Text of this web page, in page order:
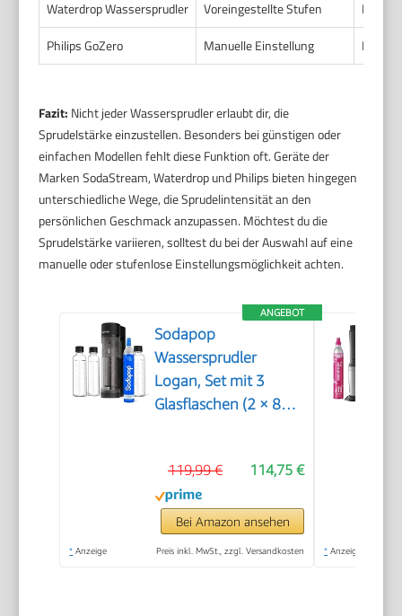
Waterdrop Wassersprudler
Voreingestellte Stufen
Philips GoZero
Manuelle Einstellung Knopf
Fazit: Nicht jeder Wassersprudler erlaubt dir, die
Sprudelstärke einzustellen. Besonders bei günstigen oder
einfachen Modellen fehlt diese Funktion oft. Geräte der
Marken SodaStream, Waterdrop und Philips bieten hingegen
unterschiedliche Wege, die Sprudelintensität an den
persönlichen Geschmack anzupassen. Möchtest du die
Sprudelstärke variieren, solltest du bei der Auswahl auf eine
manuelle oder stufenlose Einstellungsmöglichkeit achten.
ANGEBOT
Sodapop
Wassersprudler
Logan, Set mit 3
Glasflaschen (2 × 850
Matt Schwarz, Höhe
42,6 cm
114,75 €
119,99 €
Bei Amazon ansehen
* Anzeige Preis inkl. MwSt., zzgl. Versandkosten * Anzeige